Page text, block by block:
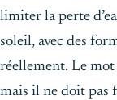
limiter la perte
soleil, avec des
réellement. Le
mais il ne doit pas